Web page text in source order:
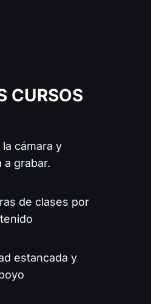
CURSOS
cámara y
a grabar.
de clases por
estancada y